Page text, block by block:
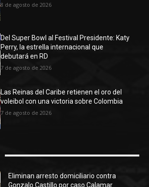
8 de agosto de 2026
Del Super Bowl al Festival Presidente: Katy
Perry, la estrella internacional que
debutará en RD
7 de agosto de 2026
Las Reinas del Caribe retienen el oro del
voleibol con una victoria sobre Colombia
7 de agosto de 2026
Eliminan arresto domiciliario contra
Gonzalo Castillo por caso Calamar